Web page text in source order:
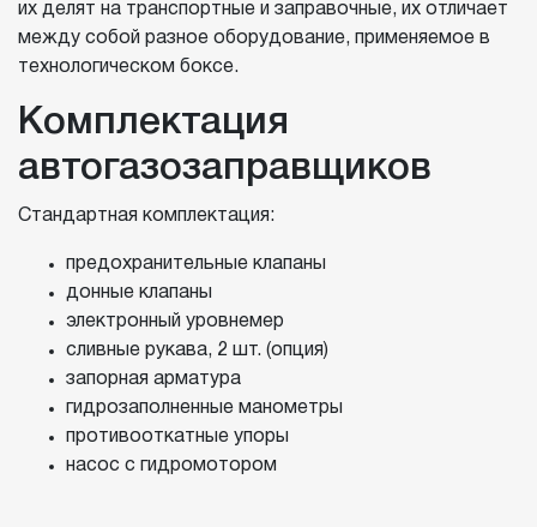
их делят на транспортные и заправочные, их отличает
между собой разное оборудование, применяемое в
технологическом боксе.
Комплектация
автогазозаправщиков
Стандартная комплектация:
предохранительные клапаны
донные клапаны
электронный уровнемер
сливные рукава, 2 шт. (опция)
запорная арматура
гидрозаполненные манометры
противооткатные упоры
насос с гидромотором